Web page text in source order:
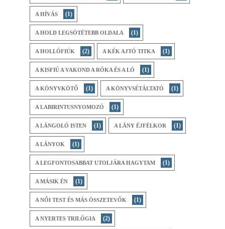
A HÍVÁS (1)
A HOLD LEGSÖTÉTEBB OLDALA (1)
A HOLLÓFIÚK (2) A KÉK AJTÓ TITKA (1)
A KISFIÚ A VAKOND A RÓKA ÉS A LÓ (1)
A KÖNYVKÖTŐ (1) A KÖNYVSÉTÁLTATÓ (1)
A LABIRINTUSNYOMOZÓ (1)
A LÁNGOLÓ ISTEN (1) A LÁNY ÉJFÉLKOR (1)
A LÁNYOK (1)
A LEGFONTOSABBAT UTOLJÁRA HAGYTAM (1)
A MÁSIK ÉN (1)
A NŐI TEST ÉS MÁS ÖSSZETEVŐK (1)
A NYERTES TRILÓGIA (2)